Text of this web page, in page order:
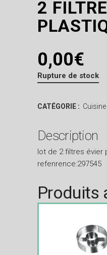
2
0,00€
Rupture de stock
CATÉGORIE : Cuisine
Description
lot de 2 filtres évier
refenrence:297545
Produits